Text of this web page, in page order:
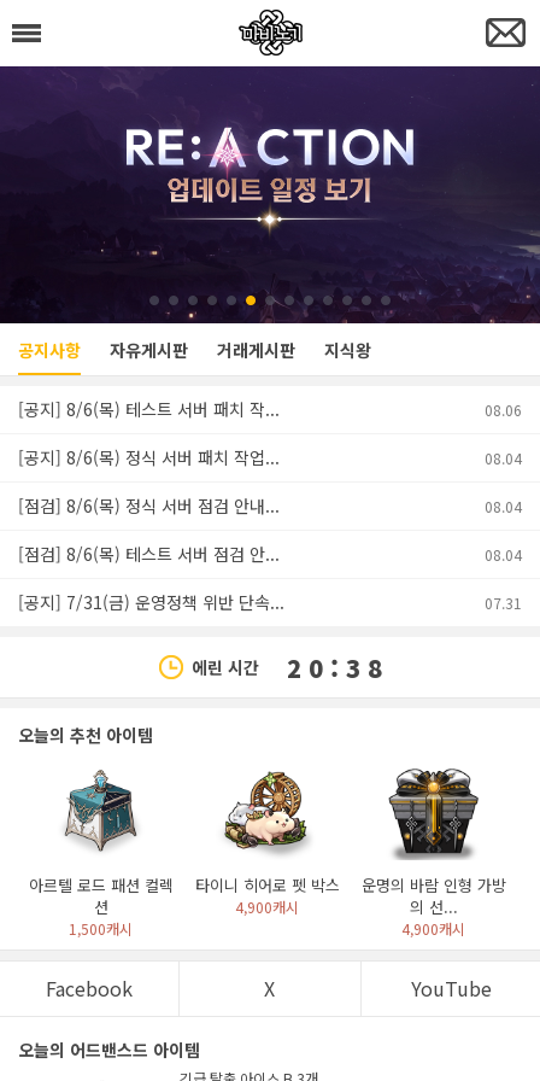
공지사항 자유게시판 거래게시판 지식왕
[공지] 8/6(목) 테스트 서버 패치 작... 08.06
[공지] 8/6(목) 정식 서버 패치 작업... 08.04
[점검] 8/6(목) 정식 서버 점검 안내... 08.04
[점검] 8/6(목) 테스트 서버 점검 안... 08.04
[공지] 7/31(금) 운영정책 위반 단속... 07.31
에린 시간 2 0 : 3 8
오늘의 추천 아이템
아르텔 로드 패션 컬렉
션
1,500캐시
타이니 히어로 펫 박스
4,900캐시
운명의 바람 인형 가방
의 선...
4,900캐시
Facebook X YouTube
오늘의 어드밴스드 아이템